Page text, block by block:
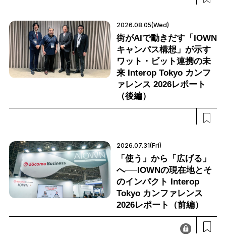
2026.08.05(Wed)
街がAIで動きだす「IOWN
キャンパス構想」が示す
ワット・ビット連携の未
来 Interop Tokyo カンフ
ァレンス 2026レポート
（後編）
2026.07.31(Fri)
「使う」から「広げる」
へ──IOWNの現在地とそ
のインパクト Interop
Tokyo カンファレンス
2026レポート（前編）